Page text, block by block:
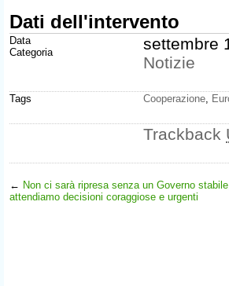
Dati dell'intervento
Data
Categoria
settembre
Notizie
Tags Cooperazione,
Trackback
← Non ci sarà ripresa senza un Governo
attendiamo decisioni coraggiose e urgenti